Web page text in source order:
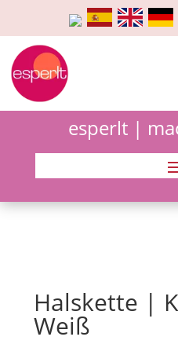
esperlt |
Halskette |
Weiß